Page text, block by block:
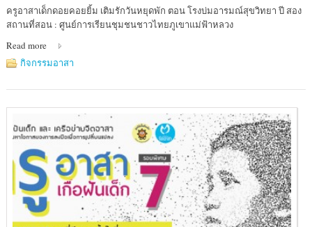
Location
:
การ
เรียน
ชาว
ไทย
แม่
หลวง
หละ
โพคี
ครูอาสาเด็กดอยคอยยิ้ม เติมรักวันหยุดพัก ตอน โรงบ่มอารมณ์สุขวิทยา ปี สอง
สถานที่สอน : ศูนย์การเรียนชุมชนชาวไทยภูเขาแม่ฟ้าหลวง
Read more
กิจกรรมอาสา